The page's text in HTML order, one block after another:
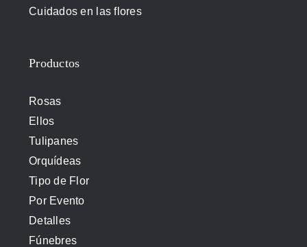
Cuidados en las flores
Productos
Rosas
Ellos
Tulipanes
Orquídeas
Tipo de Flor
Por Evento
Detalles
Fúnebres